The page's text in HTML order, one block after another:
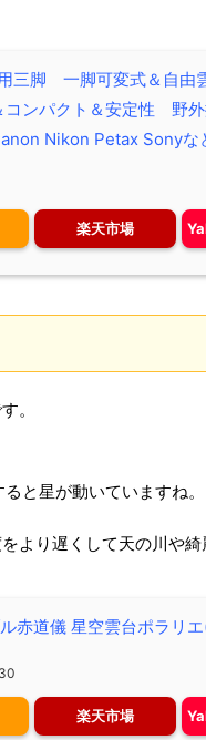
三脚 一脚可変式＆自
ンパクト＆安定性 野外
Nikon Petax Sony
楽天市場
。
と星が動いていますね。
より遅くして天の川や綺
赤道儀 星空雲台ポラリ
楽天市場